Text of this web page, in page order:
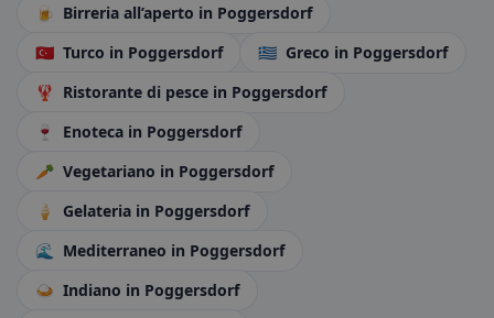
🍺 Birreria all’aperto in Poggersdorf
🇹🇷 Turco in Poggersdorf 🇬🇷 Greco in Poggersdorf
🦞 Ristorante di pesce in Poggersdorf
🍷
Enoteca in Poggersdorf
🥕 Vegetariano in Poggersdorf
🍦
Gelateria in Poggersdorf
🌊
Mediterraneo in Poggersdorf
🍛 Indiano in Poggersdorf